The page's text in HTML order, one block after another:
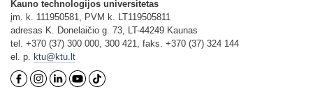
Kauno technologijos universitetas
įm. k. 111950581, PVM k. LT119505811
adresas K. Donelaičio g. 73, LT-44249 Kaunas
tel. +370 (37) 300 000, 300 421, faks. +370 (37) 324 144
el. p.
ktu@ktu.lt